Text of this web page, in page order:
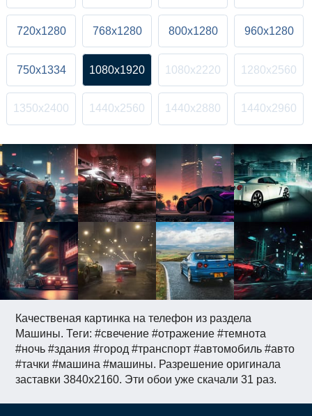
Качественая картинка на телефон из раздела
Машины. Теги: #свечение #отражение #темнота
#ночь #здания #город #транспорт #автомобиль #авто
#тачки #машина #машины. Разрешение оригинала
заставки 3840x2160. Эти обои уже скачали 31 раз.
720x1280 768x1280 800x1280 960x1280
750x1334 1080x1920 1080x2220 1280x2560
1350x2400 1440x2560 1440x2880 1440x2960